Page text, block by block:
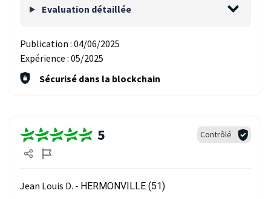
Evaluation détaillée
Publication : 04/06/2025
Expérience : 05/2025
Sécurisé dans la blockchain
5 Contrôlé
Jean Louis D. - HERMONVILLE (51)